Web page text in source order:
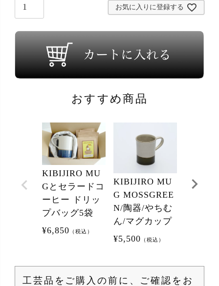
お気に入りに登録する
おすすめ商品
KIBIJIRO MU
Gとセラードコ
ーヒー ドリッ
プバッグ5袋
¥6,850 （税込）
KIBIJIRO MU
G MOSSGREE
N/陶器/やちむ
ん/マグカップ
¥5,500 （税込）
工芸品をご購入の前に、ご確認をお